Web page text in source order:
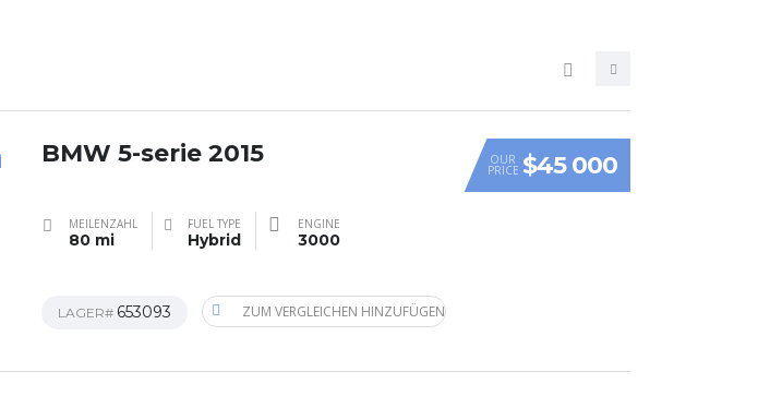
OUR
PRICE $45 000
BMW 5-serie 2015
MEILENZAHL
80 mi
FUEL TYPE
Hybrid
ENGINE
3000
LAGER# 653093 ZUM VERGLEICHEN HINZUFÜGEN